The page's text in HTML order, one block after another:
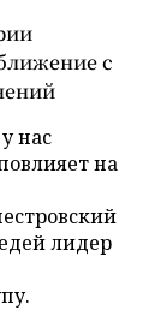
с
нас
на
лидер